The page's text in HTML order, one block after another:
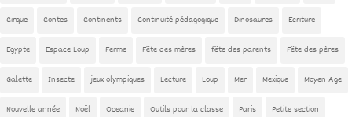
Cirque Contes Continents Continuité pédagogique Dinosaures Ecriture
Egypte Espace Loup Ferme Fête des mères fête des parents Fête des pères
Galette Insecte jeux olympiques Lecture Loup Mer Mexique Moyen Age
Nouvelle année Noël Oceanie Outils pour la classe Paris Petite section